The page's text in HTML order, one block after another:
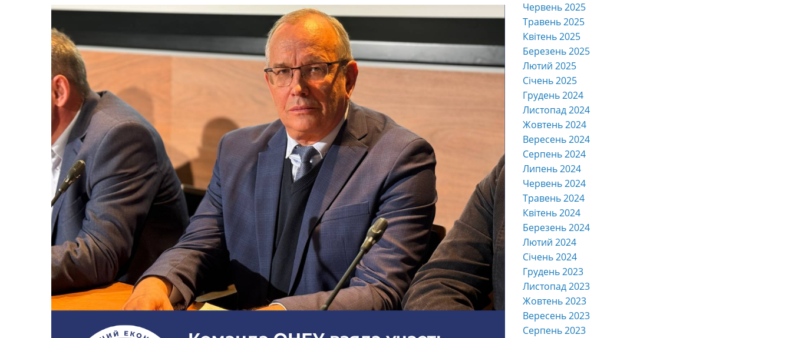
Червень 2025
Травень 2025
Квітень 2025
Березень 2025
Лютий 2025
Січень 2025
Грудень 2024
Листопад 2024
Жовтень 2024
Вересень 2024
Серпень 2024
Липень 2024
Червень 2024
Травень 2024
Квітень 2024
Березень 2024
Лютий 2024
Січень 2024
Грудень 2023
Листопад 2023
Жовтень 2023
Вересень 2023
Серпень 2023